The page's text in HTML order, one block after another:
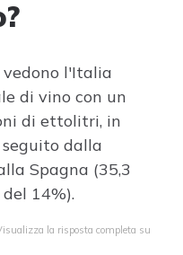
l'Italia
di vino con un
di ettolitri, in
dalla
Spagna (35,3
14%).
la risposta completa su